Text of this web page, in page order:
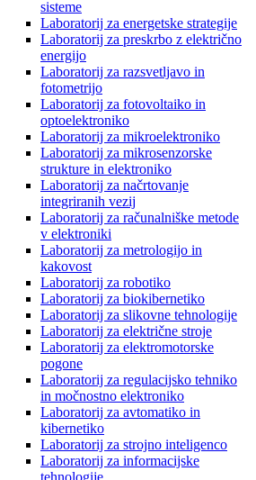
sisteme
Laboratorij za energetske strategije
Laboratorij za preskrbo z električno
energijo
Laboratorij za razsvetljavo in
fotometrijo
Laboratorij za fotovoltaiko in
optoelektroniko
Laboratorij za mikroelektroniko
Laboratorij za mikrosenzorske
strukture in elektroniko
Laboratorij za načrtovanje
integriranih vezij
Laboratorij za računalniške metode
v elektroniki
Laboratorij za metrologijo in
kakovost
Laboratorij za robotiko
Laboratorij za biokibernetiko
Laboratorij za slikovne tehnologije
Laboratorij za električne stroje
Laboratorij za elektromotorske
pogone
Laboratorij za regulacijsko tehniko
in močnostno elektroniko
Laboratorij za avtomatiko in
kibernetiko
Laboratorij za strojno inteligenco
Laboratorij za informacijske
tehnologije